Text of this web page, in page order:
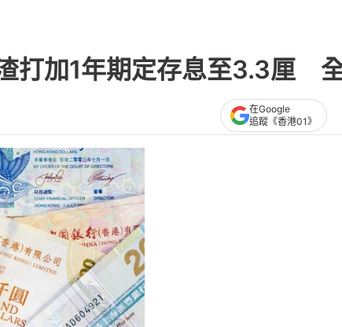
打加1年期定存息至3.3厘
在Google
追蹤《香港01》